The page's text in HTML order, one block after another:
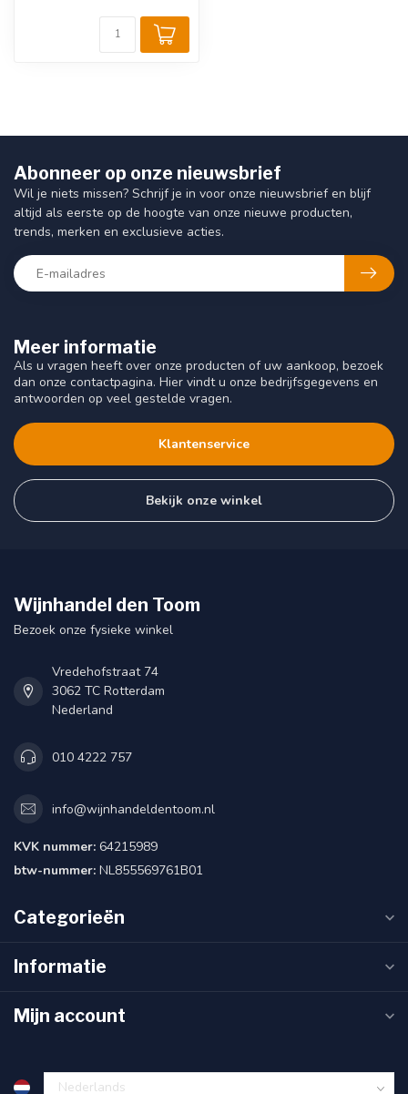
Meer informatie
Als u vragen heeft over onze producten of uw aankoop, bezoek
dan onze contactpagina. Hier vindt u onze bedrijfsgegevens en
antwoorden op veel gestelde vragen.
Klantenservice
Bekijk onze winkel
Abonneer op onze nieuwsbrief
Wil je niets missen? Schrijf je in voor onze nieuwsbrief en blijf
altijd als eerste op de hoogte van onze nieuwe producten,
trends, merken en exclusieve acties.
Wijnhandel den Toom
Bezoek onze fysieke winkel
Vredehofstraat 74
3062 TC Rotterdam
Nederland
010 4222 757
info@wijnhandeldentoom.nl
KVK nummer: 64215989
btw-nummer: NL855569761B01
Categorieën
Informatie
Mijn account